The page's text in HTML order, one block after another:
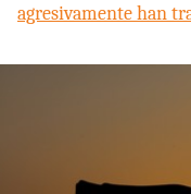
agresivamente han